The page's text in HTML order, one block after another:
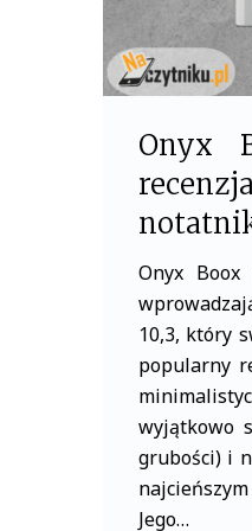
Onyx
Onyx Boox
10,3, który
popularny
wyjątkowo
grubości) i
Jego…